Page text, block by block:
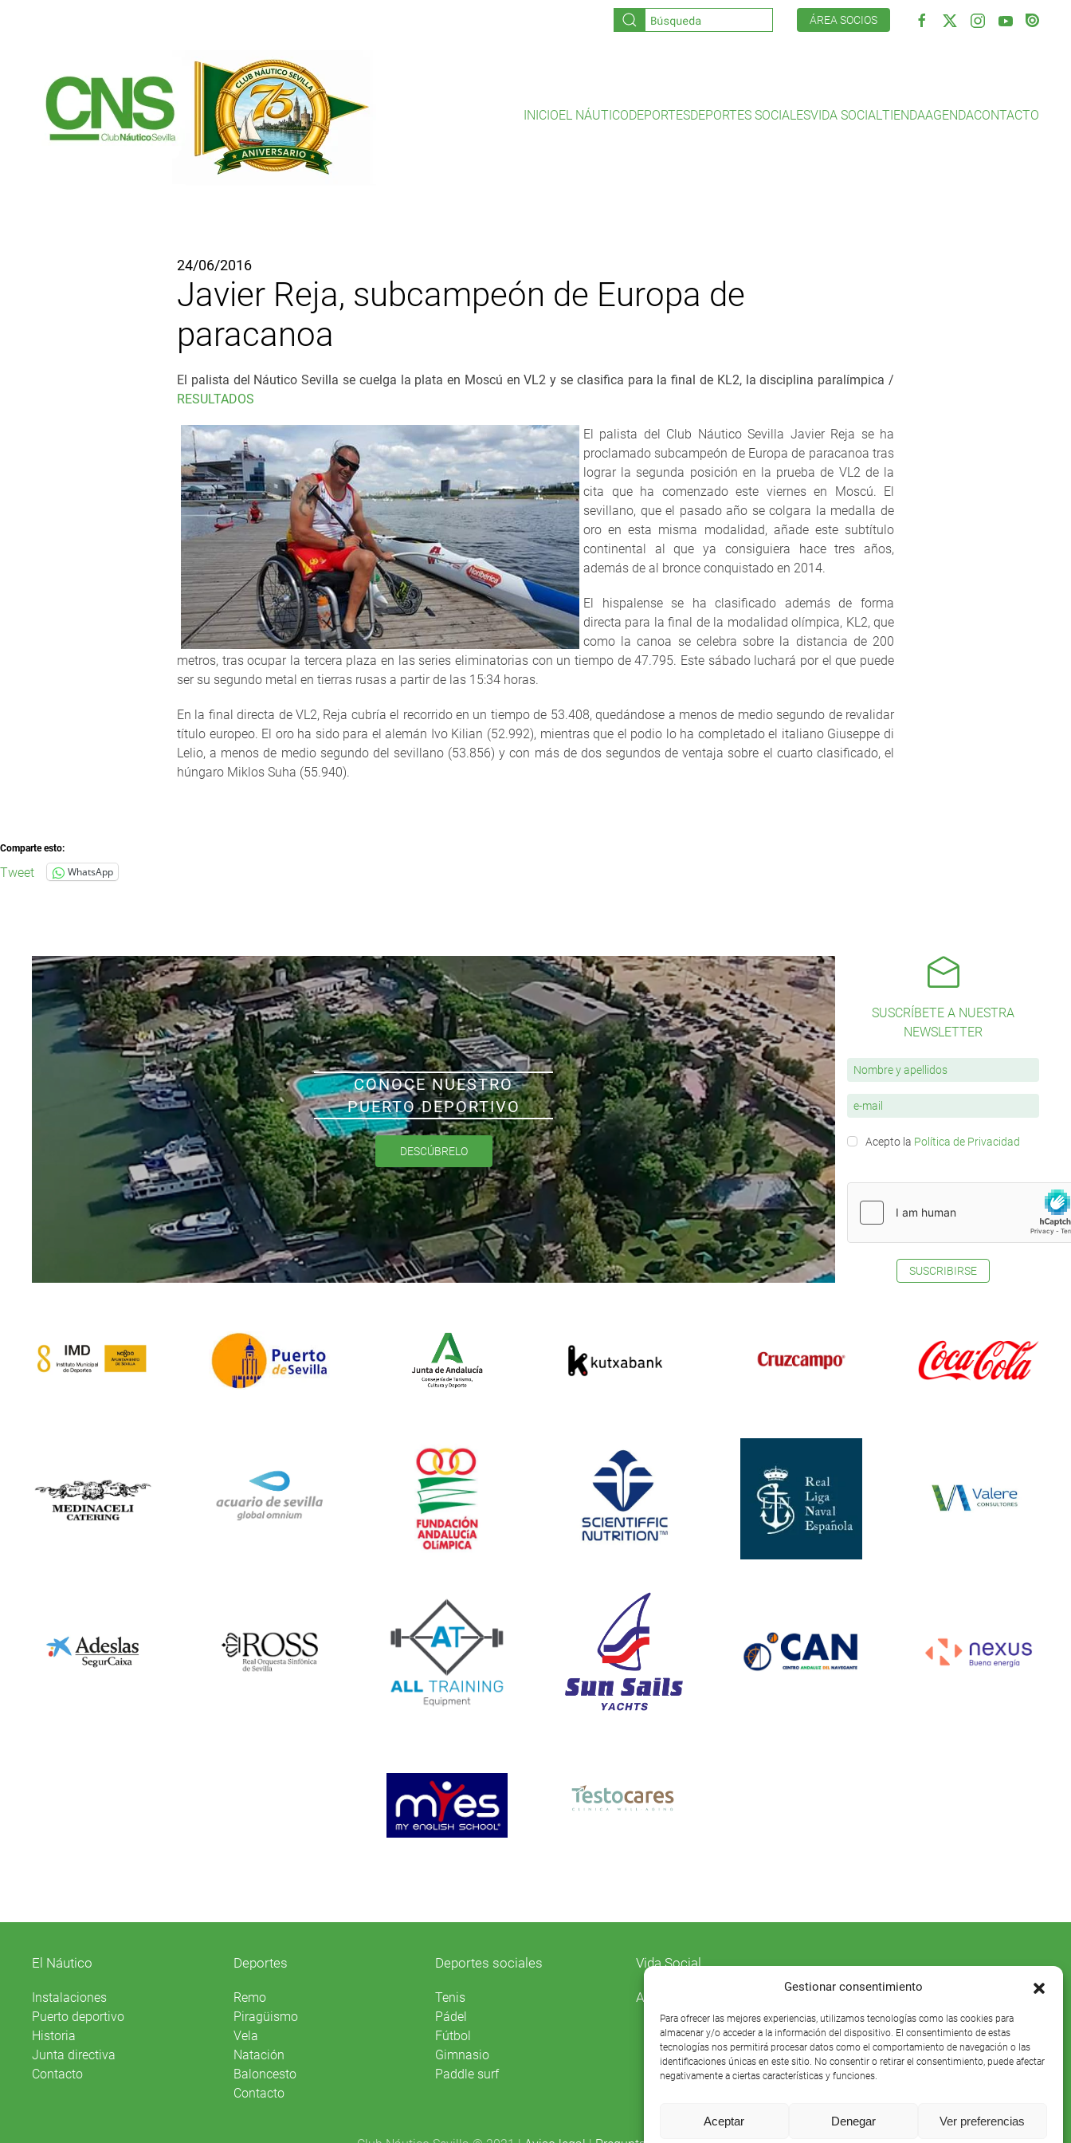
Gestionar consentimiento
Para ofrecer las mejores experiencias, utilizamos tecnologías como las cookies para
almacenar y/o acceder a la información del dispositivo. El consentimiento de estas
tecnologías nos permitirá procesar datos como el comportamiento de navegación o las
identificaciones únicas en este sitio. No consentir o retirar el consentimiento, puede afectar
negativamente a ciertas características y funciones.
Aceptar Denegar Ver preferencias
ÁREA SOCIOS
INICIOEL NÁUTICODEPORTESDEPORTES SOCIALESVIDA SOCIALTIENDAAGENDACONTACTO
24/06/2016
Javier Reja, subcampeón de Europa de
paracanoa
El palista del Náutico Sevilla se cuelga la plata en Moscú en VL2 yse clasifica para la final de KL2, la disciplina paralímpica /
RESULTADOS
El palista del Club Náutico Sevilla Javier Reja se ha
proclamado subcampeón de Europa de paracanoa tras
lograr la segunda posición en la prueba de VL2 de la
cita que ha comenzado este viernes en Moscú. El
sevillano, que el pasado año se colgara la medalla de
oro en esta misma modalidad, añade este subtítulo
continental al que ya consiguiera hace tres años,
además de al bronce conquistado en 2014.
El hispalense se ha clasificado además de forma
directa para la final de la modalidad olímpica, KL2, que
como la canoa se celebra sobre la distancia de 200
metros, tras ocupar la tercera plaza en las series eliminatorias con un tiempo de 47.795. Este sábado luchará por el que puede
ser su segundo metal en tierras rusas a partir de las 15:34 horas.
En la final directa de VL2, Reja cubría el recorrido en un tiempo de 53.408, quedándose a menos de medio segundo de revalidar
título europeo. El oro ha sido para el alemán Ivo Kilian (52.992), mientras que el podio lo ha completado el italiano Giuseppe di
Lelio, a menos de medio segundo del sevillano (53.856) y con más de dos segundos de ventaja sobre el cuarto clasificado, el
húngaro Miklos Suha (55.940).
Comparte esto:
Tweet WhatsApp
CONOCE NUESTRO
PUERTO DEPORTIVO
DESCÚBRELO
SUSCRÍBETE A NUESTRA
NEWSLETTER
Acepto la Política de Privacidad
SUSCRIBIRSE
El Náutico
Instalaciones
Puerto deportivo
Historia
Junta directiva
Contacto
Deportes
Remo
Piragüismo
Vela
Natación
Baloncesto
Contacto
Deportes sociales
Tenis
Pádel
Fútbol
Gimnasio
Paddle surf
Vida Social
Agenda